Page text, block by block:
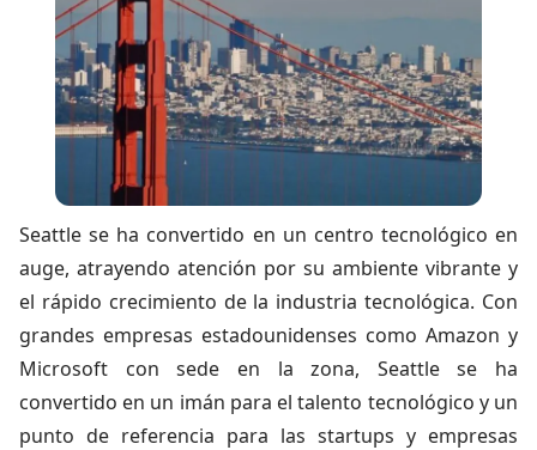
Seattle se ha convertido en un centro tecnológico en
auge, atrayendo atención por su ambiente vibrante y
el rápido crecimiento de la industria tecnológica. Con
grandes empresas estadounidenses como Amazon y
Microsoft con sede en la zona, Seattle se ha
convertido en un imán para el talento tecnológico y un
punto de referencia para las startups y empresas